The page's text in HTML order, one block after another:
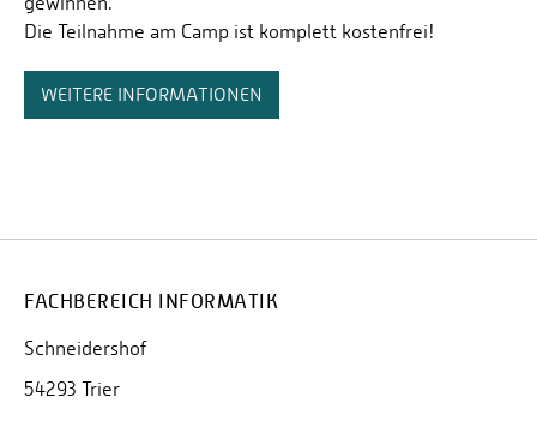
Die Teilnahme am Camp ist komplett kostenfrei!
WEITERE INFORMATIONEN
FACHBEREICH INFORMATIK
Schneidershof
54293 Trier